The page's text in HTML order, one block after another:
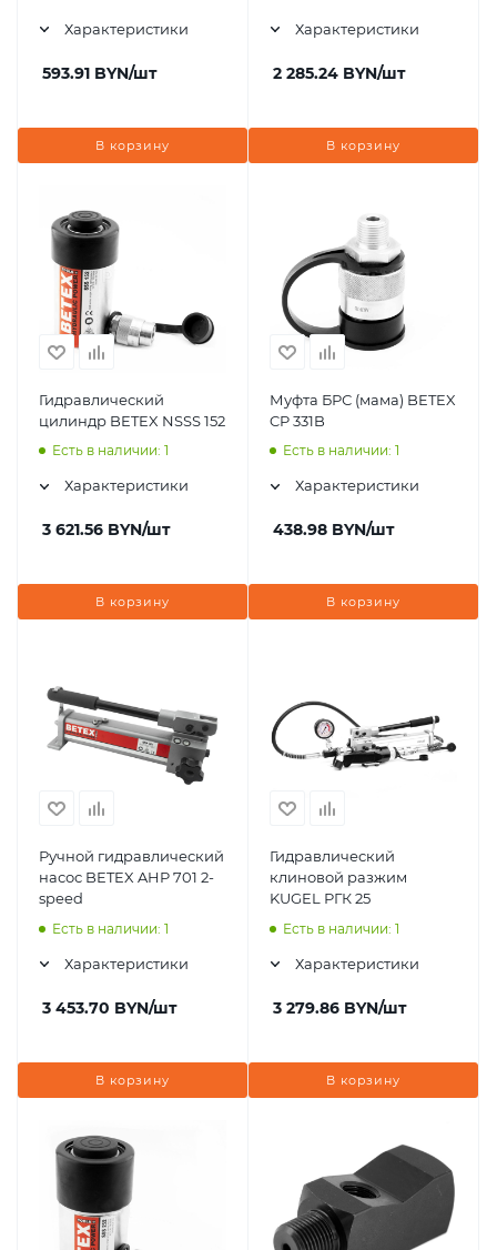
Характеристики
593.91 BYN/шт
В корзину
Характеристики
2 285.24 BYN/шт
В корзину
Гидравлический
цилиндр BETEX NSSS 152
Есть в наличии: 1
Характеристики
3 621.56 BYN/шт
В корзину
Муфта БРС (мама) BETEX
CP 331B
Есть в наличии: 1
Характеристики
438.98 BYN/шт
В корзину
Ручной гидравлический
насос BETEX AHP 701 2-
speed
Есть в наличии: 1
Характеристики
3 453.70 BYN/шт
В корзину
Гидравлический
клиновой разжим
KUGEL РГК 25
Есть в наличии: 1
Характеристики
3 279.86 BYN/шт
В корзину